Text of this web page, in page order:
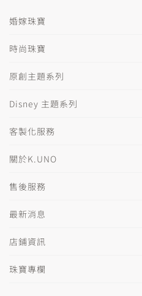
婚嫁珠寶
時尚珠寶
原創主題系列
Disney 主題系列
客製化服務
關於K.UNO
售後服務
最新消息
店鋪資訊
珠寶專欄